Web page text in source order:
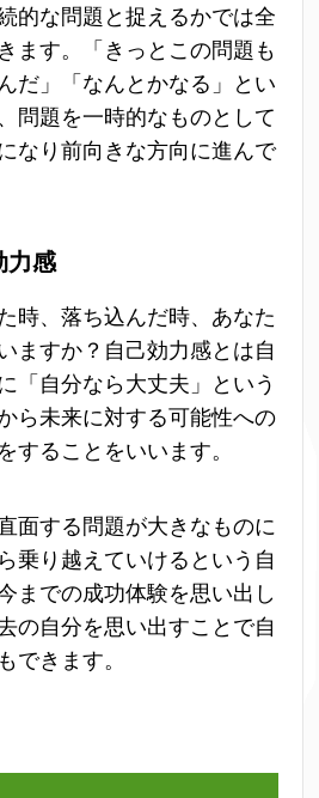
的な問題と捉えるかでは全
ます。「きっとこの問題も
だ」「なんとかなる」とい
問題を一時的なものとして
なり前向きな方向に進んで
力感
時、落ち込んだ時、あなた
ますか？自己効力感とは自
「自分なら大丈夫」という
ら未来に対する可能性への
することをいいます。
面する問題が大きなものに
乗り越えていけるという自
までの成功体験を思い出し
の自分を思い出すことで自
できます。